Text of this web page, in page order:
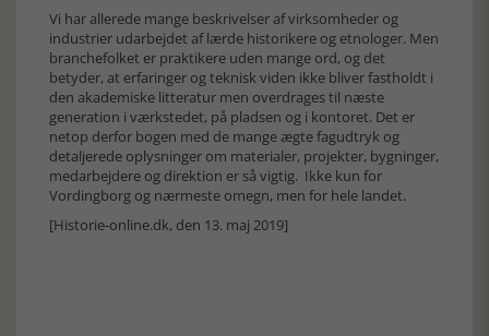
Vi har allerede mange beskrivelser af virksomheder og
industrier udarbejdet af lærde historikere og etnologer. Men
branchefolket er praktikere uden mange ord, og det
betyder, at erfaringer og teknisk viden ikke bliver fastholdt i
den akademiske litteratur men overdrages til næste
generation i værkstedet, på pladsen og i kontoret. Det er
netop derfor bogen med de mange ægte fagudtryk og
detaljerede oplysninger om materialer, projekter, bygninger,
medarbejdere og direktion er så vigtig. Ikke kun for
Vordingborg og nærmeste omegn, men for hele landet.
[Historie-online.dk, den 13. maj 2019]